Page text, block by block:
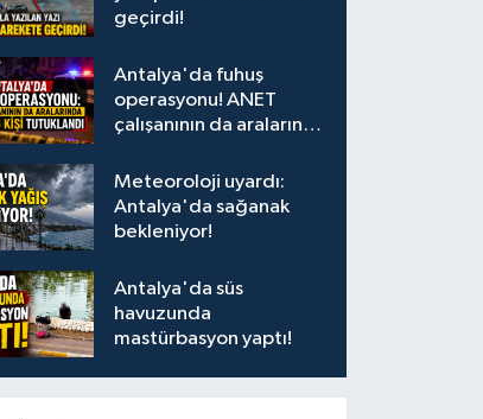
geçirdi!
Antalya'da fuhuş
operasyonu! ANET
çalışanının da aralarında
Meteoroloji uyardı:
Antalya'da sağanak
bekleniyor!
Antalya'da süs
havuzunda
mastürbasyon yaptı!